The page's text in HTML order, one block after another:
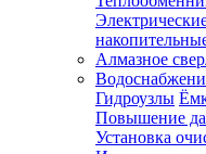
Алмазное
Гидроузлы
Повышение
Установка